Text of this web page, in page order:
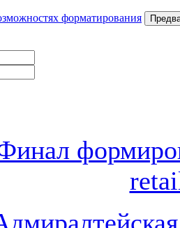
форматирования